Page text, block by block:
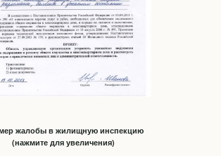
жалобы в жилищную инспекцию
(нажмите для увеличения)